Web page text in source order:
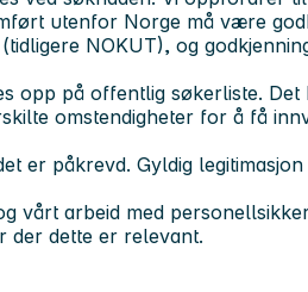
utenfor Norge må være
(tidligere NOKUT), og
opp på offentlig søkerliste. Det
omstendigheter for å få
er påkrevd. Gyldig
vårt arbeid med
der dette er relevant.